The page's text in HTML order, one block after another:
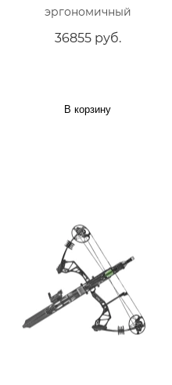
эргономичный
36855 руб.
В корзину